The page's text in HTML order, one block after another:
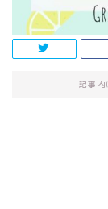
記事内